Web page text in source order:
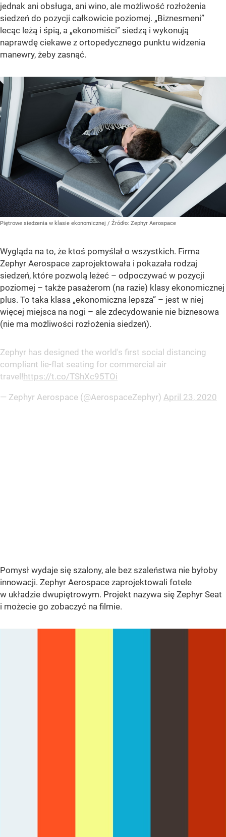
jednak ani obsługa, ani wino, ale możliwość rozłożenia
siedzeń do pozycji całkowicie poziomej. „Biznesmeni”
lecąc leżą i śpią, a „ekonomiści” siedzą i wykonują
naprawdę ciekawe z ortopedycznego punktu widzenia
manewry, żeby zasnąć.
Piętrowe siedzenia w klasie ekonomicznej / Źródło: Zephyr Aerospace
Wygląda na to, że ktoś pomyślał o wszystkich. Firma
Zephyr Aerospace zaprojektowała i pokazała rodzaj
siedzeń, które pozwolą leżeć – odpoczywać w pozycji
poziomej – także pasażerom (na razie) klasy ekonomicznej
plus. To taka klasa „ekonomiczna lepsza” – jest w niej
więcej miejsca na nogi – ale zdecydowanie nie biznesowa
(nie ma możliwości rozłożenia siedzeń).
Zephyr has designed the world's first social distancing
compliant lie-flat seating for commercial air
travel!https://t.co/TShXc95TOi
— Zephyr Aerospace (@AerospaceZephyr) April 23, 2020
Pomysł wydaje się szalony, ale bez szaleństwa nie byłoby
innowacji. Zephyr Aerospace zaprojektowali fotele
w układzie dwupiętrowym. Projekt nazywa się Zephyr Seat
i możecie go zobaczyć na filmie.